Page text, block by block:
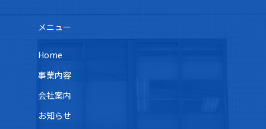
メニュー
Home
事業内容
会社案内
お知らせ